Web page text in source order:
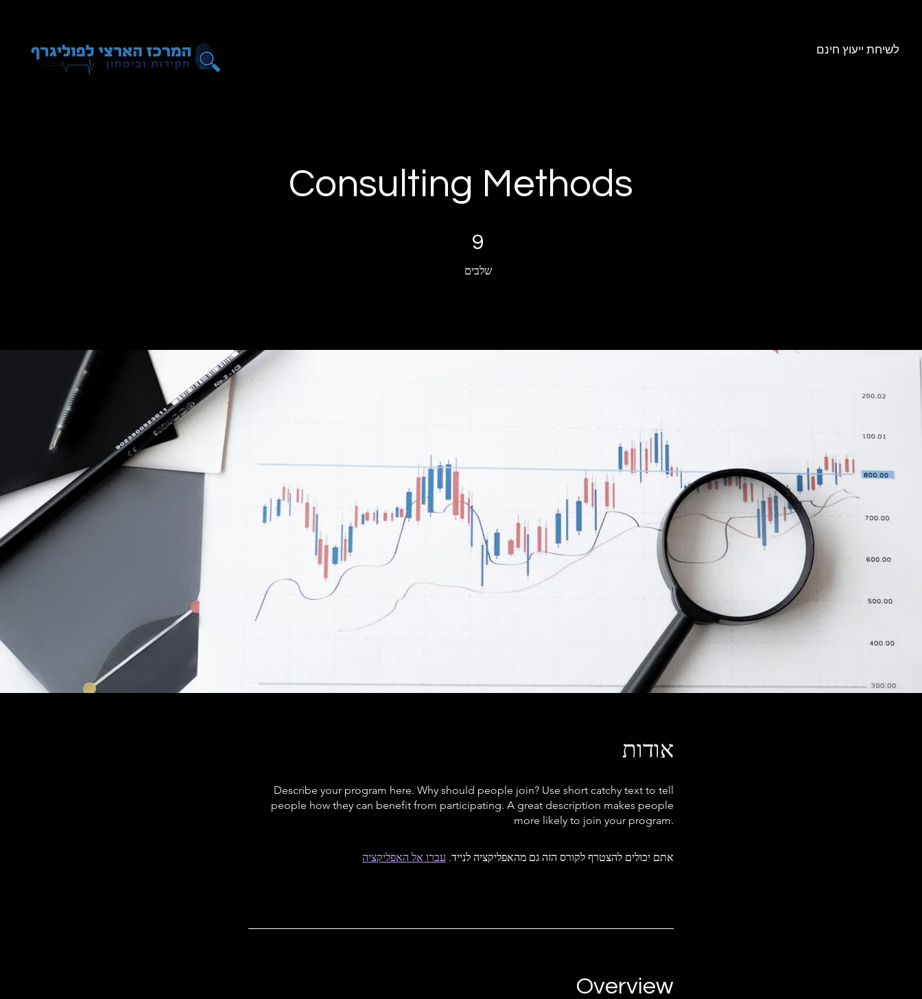
לשיחת ייעוץ חינם
Consulting Methods
9
שלבים
אודות
Describe your program here. Why should people join? Use short catchy text to tell
people how they can benefit from participating. A great description makes people
more likely to join your program.
אתם יכולים להצטרף לקורס הזה גם מהאפליקציה לנייד. עברו אל האפליקציה
Overview